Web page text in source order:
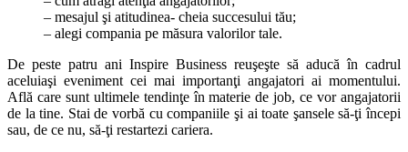
– mesajul şi atitudinea- cheia succesului tău;
– alegi compania pe măsura valorilor tale.
De peste patru ani Inspire Business reuşeşte să aducă în cadrul
aceluiaşi eveniment cei mai importanţi angajatori ai momentului.
Află care sunt ultimele tendinţe în materie de job, ce vor angajatorii
de la tine. Stai de vorbă cu companiile şi ai toate şansele să-ţi începi
sau, de ce nu, să-ţi restartezi cariera.